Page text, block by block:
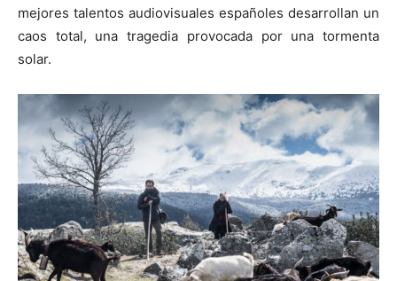
mejores talentos audiovisuales españoles desarrollan un
caos total, una tragedia provocada por una tormenta
solar.